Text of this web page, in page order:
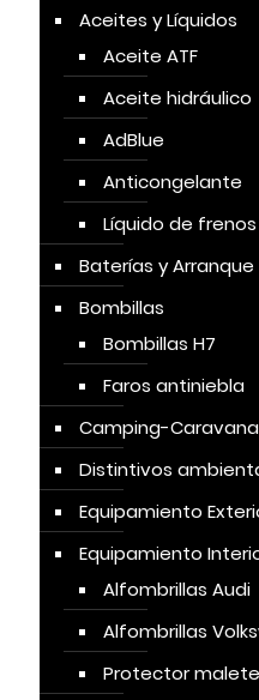
Aceites y Líquidos
Aceite ATF
Aceite hidráulico
AdBlue
Anticongelante
Líquido de frenos
Baterías y Arranque
Bombillas
Bombillas H7
Faros antiniebla
Camping-Caravana
Distintivos
Equipamiento
Equipamiento
Alfombrillas Audi
Alfombrillas
Protector